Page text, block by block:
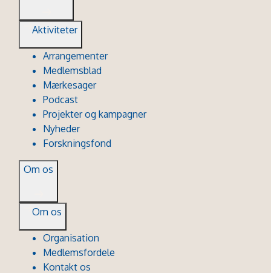
Aktiviteter
Arrangementer
Medlemsblad
Mærkesager
Podcast
Projekter og kampagner
Nyheder
Forskningsfond
Om os
Om os
Organisation
Medlemsfordele
Kontakt os